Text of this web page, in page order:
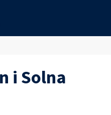
iSolna